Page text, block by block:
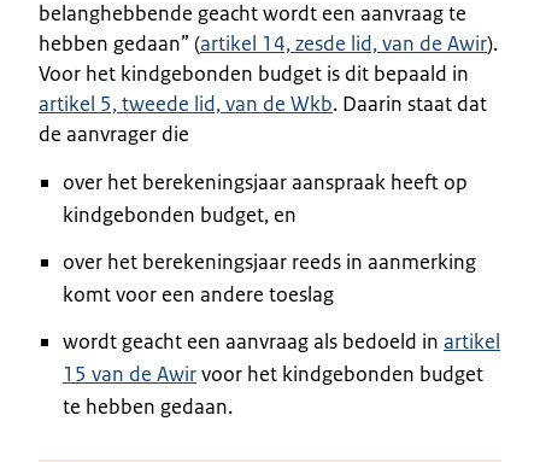
belanghebbende geacht wordt een aanvraag te
hebben gedaan” (artikel 14, zesde lid, van de Awir).
Voor het kindgebonden budget is dit bepaald in
artikel 5, tweede lid, van de Wkb. Daarin staat dat
de aanvrager die
over het berekeningsjaar aanspraak heeft op
kindgebonden budget, en
over het berekeningsjaar reeds in aanmerking
komt voor een andere toeslag
wordt geacht een aanvraag als bedoeld in artikel
15 van de Awirvoor het kindgebonden budget
te hebben gedaan.